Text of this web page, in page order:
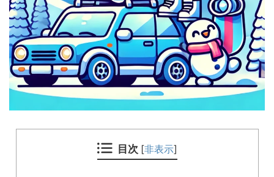
目次 [非表示]